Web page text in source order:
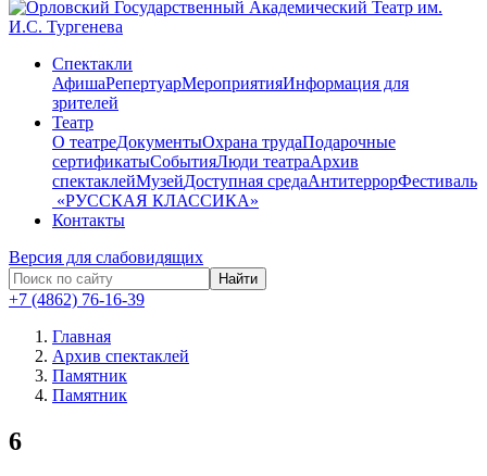
Спектакли
АфишаРепертуарМероприятияИнформация для
зрителей
Театр
О театреДокументыОхрана трудаПодарочные
сертификатыСобытияЛюди театраАрхив
спектаклейМузейДоступная средаАнтитеррорФестиваль
​ «РУССКАЯ КЛАССИКА»
Контакты
Версия для слабовидящих
Найти
+7 (4862) 76-16-39
Главная
Архив спектаклей
Памятник
Памятник
6